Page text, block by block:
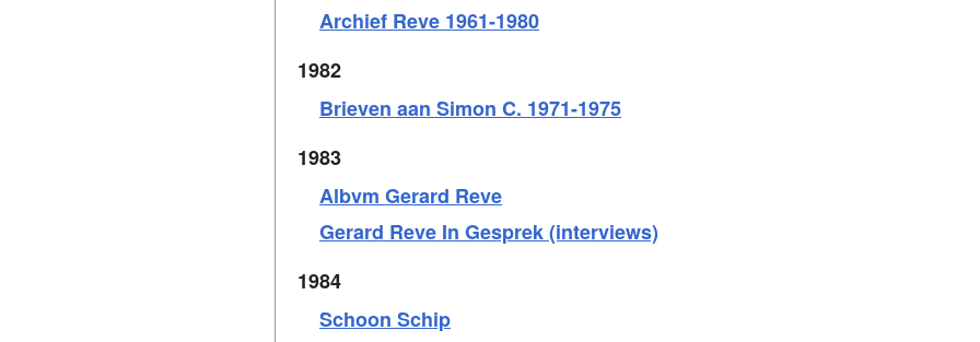
Archief Reve 1961-1980
1982
Brieven aan Simon C. 1971-1975
1983
Albvm Gerard Reve
Gerard Reve In Gesprek (interviews)
1984
Schoon Schip